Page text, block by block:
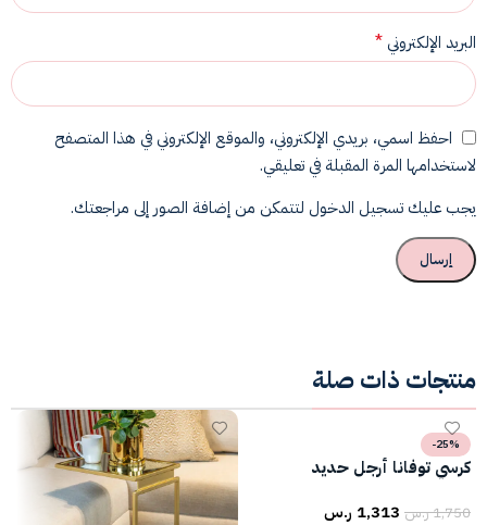
البريد الإلكتروني *
احفظ اسمي، بريدي الإلكتروني، والموقع الإلكتروني في هذا المتصفح
لاستخدامها المرة المقبلة في تعليقي.
يجب عليك تسجيل الدخول لتتمكن من إضافة الصور إلى مراجعتك.
منتجات ذات صلة
-25%
كرسي توفانا أرجل حديد
1,750ر.س 1,313 ر.س